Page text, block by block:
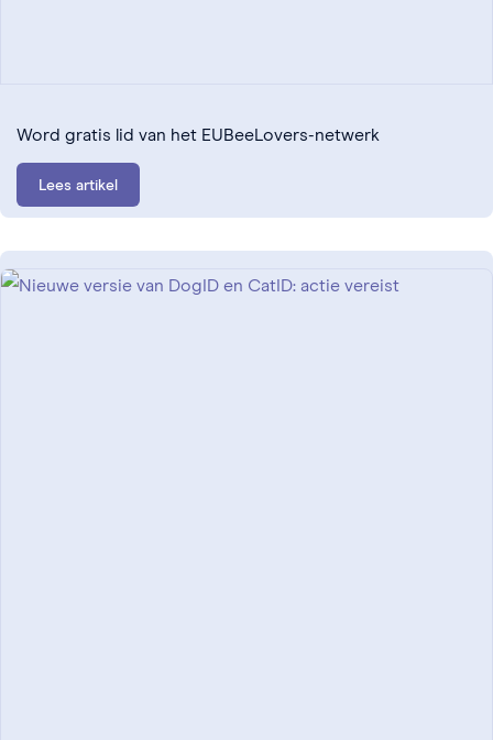
Word gratis lid van het EUBeeLovers-netwerk
Lees artikel